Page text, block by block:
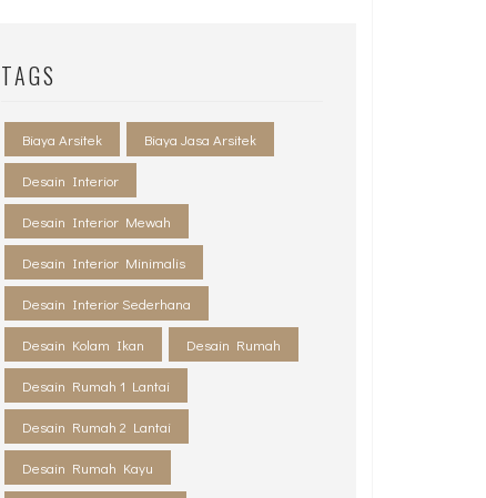
TAGS
Biaya Arsitek Biaya Jasa Arsitek
Desain Interior
Desain Interior Mewah
Desain Interior Minimalis
Desain Interior Sederhana
Desain Kolam Ikan Desain Rumah
Desain Rumah 1 Lantai
Desain Rumah 2 Lantai
Desain Rumah Kayu